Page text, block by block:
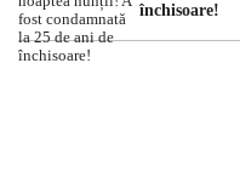
închisoare!